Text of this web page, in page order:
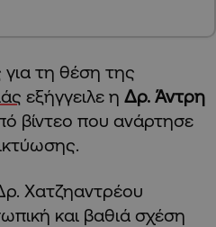
για τη θέση της
εξήγγειλε η Δρ. Άντρη
βίντεο που ανάρτησε
Χατζηαντρέου
και βαθιά σχέση